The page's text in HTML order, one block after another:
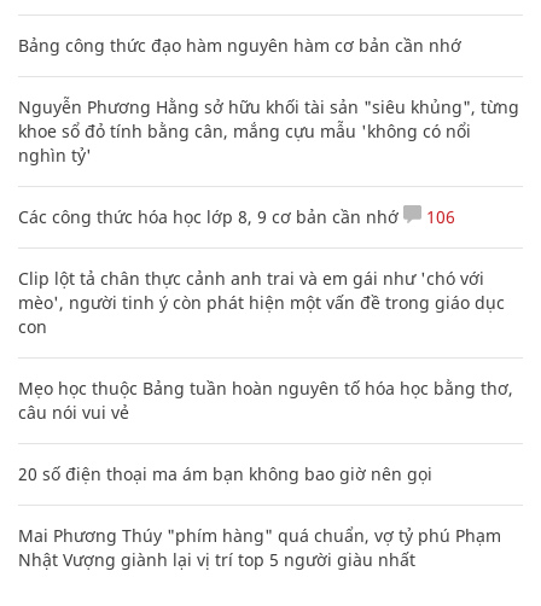
Bảng công thức đạo hàm nguyên hàm cơ bản cần nhớ
Nguyễn Phương Hằng sở hữu khối tài sản "siêu khủng", từng
khoe sổ đỏ tính bằng cân, mắng cựu mẫu 'không có nổi
nghìn tỷ'
Các công thức hóa học lớp 8, 9 cơ bản cần nhớ 106
Clip lột tả chân thực cảnh anh trai và em gái như 'chó với
mèo', người tinh ý còn phát hiện một vấn đề trong giáo dục
con
Mẹo học thuộc Bảng tuần hoàn nguyên tố hóa học bằng thơ,
câu nói vui vẻ
20 số điện thoại ma ám bạn không bao giờ nên gọi
Mai Phương Thúy "phím hàng" quá chuẩn, vợ tỷ phú Phạm
Nhật Vượng giành lại vị trí top 5 người giàu nhất